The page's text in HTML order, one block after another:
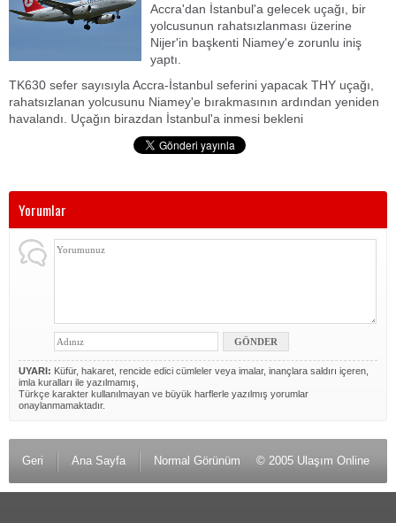
Accra'dan İstanbul'a gelecek uçağı, bir
yolcusunun rahatsızlanması üzerine
Nijer'in başkenti Niamey'e zorunlu iniş
yaptı.
TK630 sefer sayısıyla Accra-İstanbul seferini yapacak THY uçağı,
rahatsızlanan yolcusunu Niamey'e bırakmasının ardından yeniden
havalandı. Uçağın birazdan İstanbul'a inmesi bekleni
Yorumlar
UYARI: Küfür, hakaret, rencide edici cümleler veya imalar, inançlara saldırı içeren,
imla kuralları ile yazılmamış,
Türkçe karakter kullanılmayan ve büyük harflerle yazılmış yorumlar
onaylanmamaktadır.
Geri Ana Sayfa Normal Görünüm © 2005 Ulaşım Online